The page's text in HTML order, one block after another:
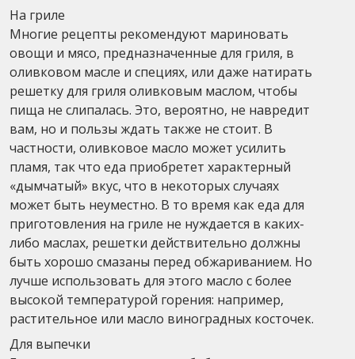
На гриле
Многие рецепты рекомендуют мариновать
овощи и мясо, предназначенные для гриля, в
оливковом масле и специях, или даже натирать
решетку для гриля оливковым маслом, чтобы
пища не слипалась. Это, вероятно, не навредит
вам, но и пользы ждать также не стоит. В
частности, оливковое масло может усилить
пламя, так что еда приобретет характерный
«дымчатый» вкус, что в некоторых случаях
может быть неуместно. В то время как еда для
приготовления на гриле не нуждается в каких-
либо маслах, решетки действительно должны
быть хорошо смазаны перед обжариванием. Но
лучше использовать для этого масло с более
высокой температурой горения: например,
растительное или масло виноградных косточек.
Для выпечки